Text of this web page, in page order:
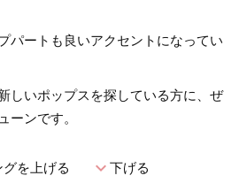
パートも良いアクセントになってい
しいポップスを探している方に、ぜ
ーンです。
を上げる expand_more下げる